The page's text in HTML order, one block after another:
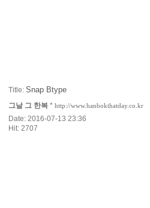
Title: Snap Btype
그날 그 한복 * http://www.hanbokthatday.co.kr
Date: 2016-07-13 23:36
Hit: 2707